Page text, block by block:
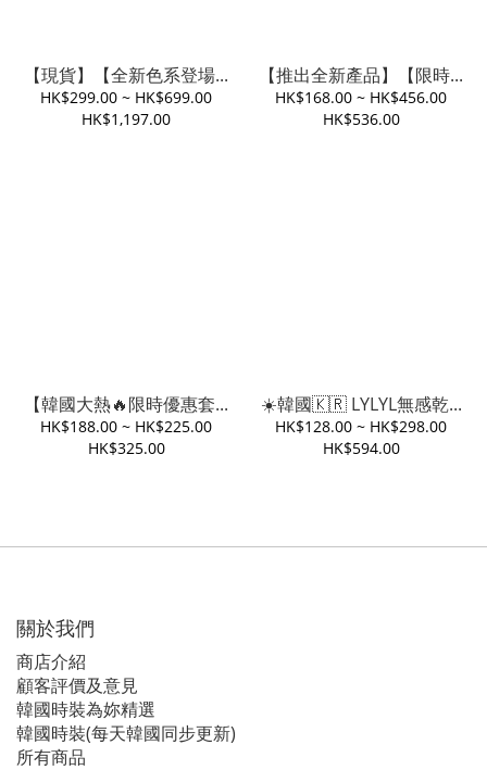
【現貨】【全新色系登場...
HK$299.00 ~ HK$699.00
HK$1,197.00
【推出全新產品】【限時...
HK$168.00 ~ HK$456.00
HK$536.00
【韓國大熱🔥限時優惠套...
HK$188.00 ~ HK$225.00
HK$325.00
☀️韓國🇰🇷 LYLYL無感乾...
HK$128.00 ~ HK$298.00
HK$594.00
關於我們
商店介紹
顧客評價及意見
韓國時裝為妳精選
韓國時裝(每天韓國同步更新)
所有商品